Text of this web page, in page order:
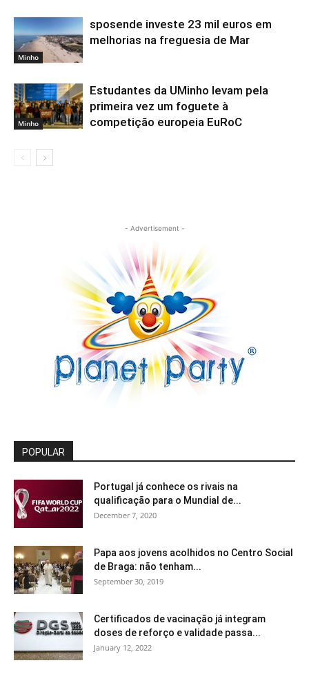
Minho
sposende investe 23 mil euros em
melhorias na freguesia de Mar
Minho
Estudantes da UMinho levam pela
primeira vez um foguete à
competição europeia EuRoC
- Advertisement -
POPULAR
Portugal já conhece os rivais na
qualificação para o Mundial de...
December 7, 2020
Papa aos jovens acolhidos no Centro Social
de Braga: não tenham...
September 30, 2019
Certificados de vacinação já integram
doses de reforço e validade passa...
January 12, 2022